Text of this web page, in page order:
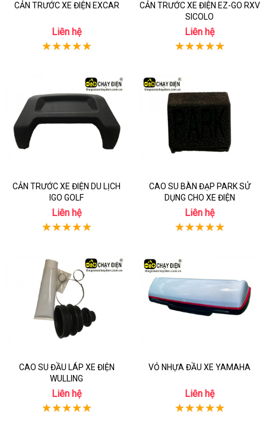
CẢN TRƯỚC XE ĐIỆN EXCAR
Liên hệ
CẢN TRƯỚC XE ĐIỆN EZ-GO RXV
SICOLO
Liên hệ
CẢN TRƯỚC XE ĐIỆN DU LỊCH
IGO GOLF
Liên hệ
CAO SU BÀN ĐẠP PARK SỬ
DỤNG CHO XE ĐIỆN
Liên hệ
CAO SU ĐẦU LÁP XE ĐIỆN
WULLING
Liên hệ
VỎ NHỰA ĐẦU XE YAMAHA
Liên hệ